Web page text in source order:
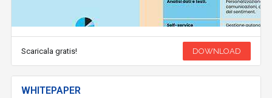
Scaricala gratis! DOWNLOAD
WHITEPAPER